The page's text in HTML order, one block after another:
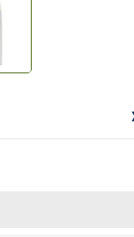
больнице, сделала заказ,
раньше
Курьер Анвар, спасибо